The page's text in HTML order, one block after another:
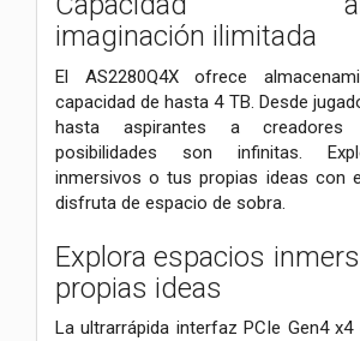
imaginación ilimitada
El AS2280Q4X ofrece
capacidad de hasta 4 TB. Desde
hasta aspirantes a creadores
posibilidades son infinitas.
inmersivos o tus propias ideas con
disfruta de espacio de sobra.
Explora espacios
propias ideas
La ultrarrápida interfaz PCIe Gen4 x4